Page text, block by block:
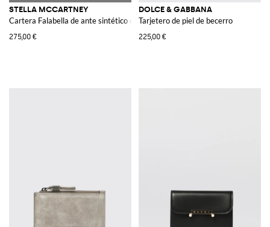
STELLA MCCARTNEY
Cartera Falabella de ante sintético craquelado
275,00 €
DOLCE & GABBANA
Tarjetero de piel de becerro
225,00 €